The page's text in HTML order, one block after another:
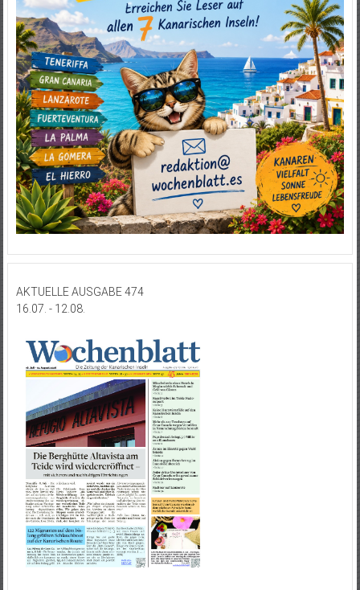
AKTUELLE AUSGABE 474
16.07. - 12.08.